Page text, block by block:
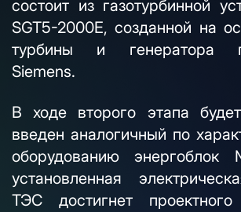
состоит из газотурбинной
SGT5-2000E, созданной на
турбины и генератора
Siemens.
В ходе второго этапа
введен аналогичный по
оборудованию
установленная
ТЭС достигнет